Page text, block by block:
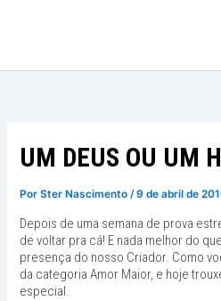
conteúdo
UM DEUS OU UM
PorSter Nascimento/9 de abril de
Depois de uma semana de prova
de voltar pra cá! E nada melhor do
presença do nosso Criador. Como
da categoria Amor Maior, e hoje
especial.